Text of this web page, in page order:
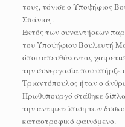
τους, τόνισε ο Υποψήφιος
Σπάνιας.
Εκτός των συναντήσεων
του Υποψήφιου Βουλευτή
όπου απευθύνοντας
την συνεργασία που υπήρξε
Τριαντόπουλος ήταν ο
Πρωθυπουργό στάθηκε
την αντιμετώπιση των
καταστροφικό φαινόμενο.